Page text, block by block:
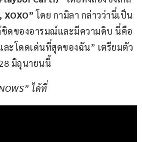
XOXO” โดย กามิลา กล่าวว่านี่เป็น
ดของอารมณ์และมีความดิบ นี่คือ
ะโดดเด่นที่สุดของฉัน” เตรียมตัว
มิถุนายนนี้
ได้ที่